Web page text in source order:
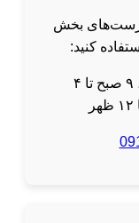
بخش
کنید:
شنبه تا چهارشنبه، ۹ صبح تا ۴